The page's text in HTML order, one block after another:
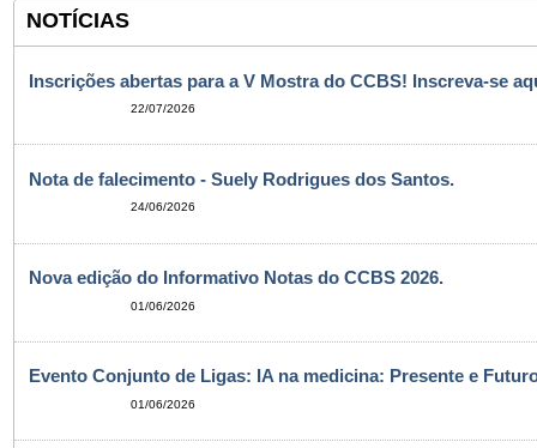
NOTÍCIAS
Inscrições abertas para a V Mostra do CCBS! Inscreva-se
22/07/2026
Nota de falecimento - Suely Rodrigues dos Santos.
24/06/2026
Nova edição do Informativo Notas do CCBS 2026.
01/06/2026
Evento Conjunto de Ligas: IA na medicina: Presente e
01/06/2026